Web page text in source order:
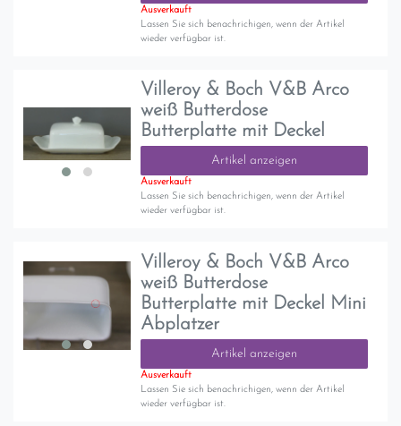
Ausverkauft
Lassen Sie sich benachrichigen, wenn der Artikel
wieder verfügbar ist.
Villeroy & Boch V&B Arco
weiß Butterdose
Butterplatte mit Deckel
Artikel anzeigen
Ausverkauft
Lassen Sie sich benachrichigen, wenn der Artikel
wieder verfügbar ist.
Villeroy & Boch V&B Arco
weiß Butterdose
Butterplatte mit Deckel Mini
Abplatzer
Artikel anzeigen
Ausverkauft
Lassen Sie sich benachrichigen, wenn der Artikel
wieder verfügbar ist.